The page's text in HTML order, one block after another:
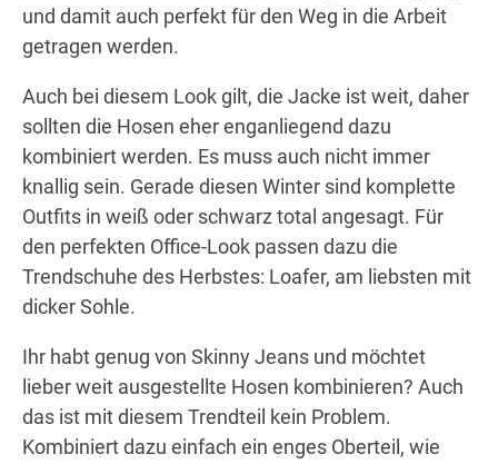
und damit auch perfekt für den Weg in die Arbeit
getragen werden.
Auch bei diesem Look gilt, die Jacke ist weit, daher
sollten die Hosen eher enganliegend dazu
kombiniert werden. Es muss auch nicht immer
knallig sein. Gerade diesen Winter sind komplette
Outfits in weiß oder schwarz total angesagt. Für
den perfekten Office-Look passen dazu die
Trendschuhe des Herbstes: Loafer, am liebsten mit
dicker Sohle.
Ihr habt genug von Skinny Jeans und möchtet
lieber weit ausgestellte Hosen kombinieren? Auch
das ist mit diesem Trendteil kein Problem.
Kombiniert dazu einfach ein enges Oberteil, wie